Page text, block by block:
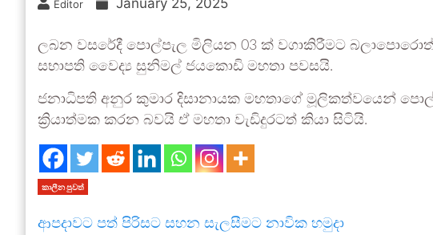
Editor January 25, 2025
ලබන වසරේදී පොල්පැල මිලියන 03 ක් වගාකිරීමට
සභාපති වෛද්‍ය සුනිමල් ජයකොඩි මහතා පවසයි.
ජනාධිපති අනුර කුමාර දිසානායක මහතාගේ මූලිකත්වයෙන්
ක්‍රියාත්මක කරන බවයි ඒ මහතා වැඩිදුරටත් කියා සිටියි.
කාලීන පුවත්
ආපදාවට පත් පිරිසට සහන සැලසීමට නාවික හමුදා